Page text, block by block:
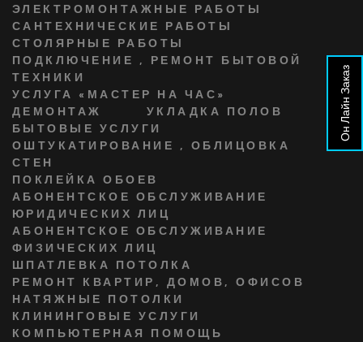
Он Лайн Заказ
ЭЛЕКТРОМОНТАЖНЫЕ РАБОТЫ
САНТЕХНИЧЕСКИЕ РАБОТЫ
СТОЛЯРНЫЕ РАБОТЫ
ПОДКЛЮЧЕНИЕ , РЕМОНТ БЫТОВОЙ
ТЕХНИКИ
УСЛУГА «МАСТЕР НА ЧАС»
ДЕМОНТАЖ
УКЛАДКА ПОЛОВ
БЫТОВЫЕ УСЛУГИ
ОШТУКАТИРОВАНИЕ , ОБЛИЦОВКА
СТЕН
ПОКЛЕЙКА ОБОЕВ
АБОНЕНТСКОЕ ОБСЛУЖИВАНИЕ
ЮРИДИЧЕСКИХ ЛИЦ
АБОНЕНТСКОЕ ОБСЛУЖИВАНИЕ
ФИЗИЧЕСКИХ ЛИЦ
ШПАТЛЕВКА ПОТОЛКА
РЕМОНТ КВАРТИР, ДОМОВ, ОФИСОВ
НАТЯЖНЫЕ ПОТОЛКИ
КЛИНИНГОВЫЕ УСЛУГИ
КОМПЬЮТЕРНАЯ ПОМОЩЬ